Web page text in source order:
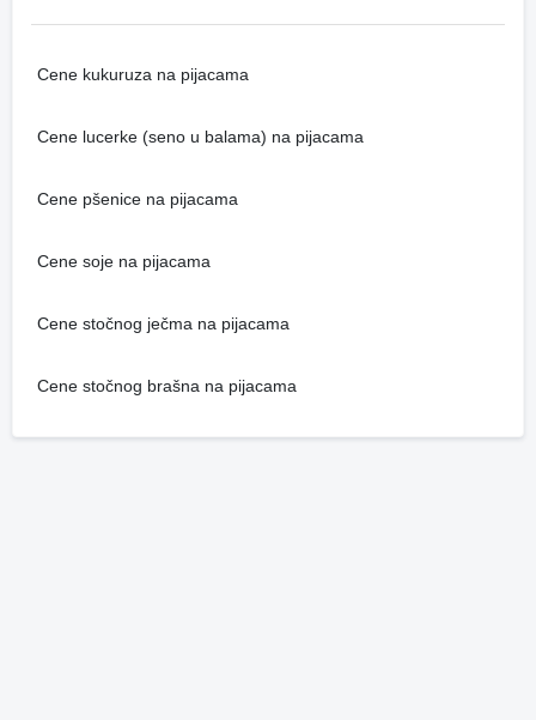
Cene kukuruza na pijacama
Cene lucerke (seno u balama) na pijacama
Cene pšenice na pijacama
Cene soje na pijacama
Cene stočnog ječma na pijacama
Cene stočnog brašna na pijacama